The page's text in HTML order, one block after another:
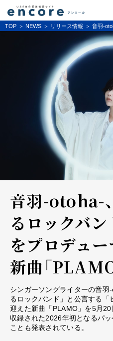
TOP NEWS リリース情報 音羽-
音羽-otoha-
るロックバン
をプロデュ
新曲「
シンガーソングライターの音
るロックバンド」と公言する「
迎えた新曲「PLAMO」を5月
収録された2026年初となるパ
ことも発表されている。